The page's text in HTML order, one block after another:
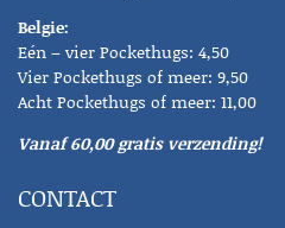
Belgie:
Eén – vier Pockethugs: 4,50
Vier Pockethugs of meer: 9,50
Acht Pockethugs of meer: 11,00
Vanaf 60,00 gratis verzending!
CONTACT